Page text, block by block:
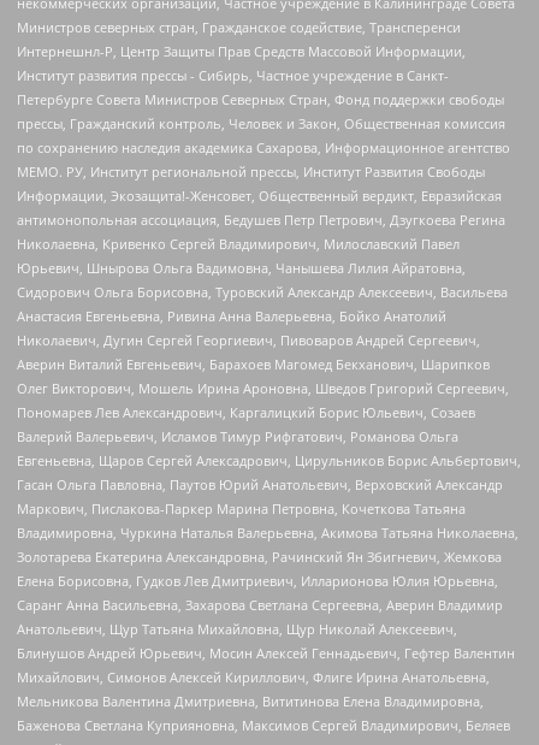
Министров северных стран, Гражданское содействие, Трансперенси
Интернешнл-Р, Центр Защиты Прав Средств Массовой Информации,
Институт развития прессы - Сибирь, Частное учреждение в Санкт-
Петербурге Совета Министров Северных Стран, Фонд поддержки свободы
прессы, Гражданский контроль, Человек и Закон, Общественная комиссия
по сохранению наследия академика Сахарова, Информационное агентство
МЕМО. РУ, Институт региональной прессы, Институт Развития Свободы
Информации, Экозащита!-Женсовет, Общественный вердикт, Евразийская
антимонопольная ассоциация, Бедушев Петр Петрович, Дзугкоева Регина
Николаевна, Кривенко Сергей Владимирович, Милославский Павел
Юрьевич, Шнырова Ольга Вадимовна, Чанышева Лилия Айратовна,
Сидорович Ольга Борисовна, Туровский Александр Алексеевич, Васильева
Анастасия Евгеньевна, Ривина Анна Валерьевна, Бойко Анатолий
Николаевич, Дугин Сергей Георгиевич, Пивоваров Андрей Сергеевич,
Аверин Виталий Евгеньевич, Барахоев Магомед Бекханович, Шарипков
Олег Викторович, Мошель Ирина Ароновна, Шведов Григорий Сергеевич,
Пономарев Лев Александрович, Каргалицкий Борис Юльевич, Созаев
Валерий Валерьевич, Исламов Тимур Рифгатович, Романова Ольга
Евгеньевна, Щаров Сергей Алексадрович, Цирульников Борис Альбертович,
Гасан Ольга Павловна, Паутов Юрий Анатольевич, Верховский Александр
Маркович, Пислакова-Паркер Марина Петровна, Кочеткова Татьяна
Владимировна, Чуркина Наталья Валерьевна, Акимова Татьяна Николаевна,
Золотарева Екатерина Александровна, Рачинский Ян Збигневич, Жемкова
Елена Борисовна, Гудков Лев Дмитриевич, Илларионова Юлия Юрьевна,
Саранг Анна Васильевна, Захарова Светлана Сергеевна, Аверин Владимир
Анатольевич, Щур Татьяна Михайловна, Щур Николай Алексеевич,
Блинушов Андрей Юрьевич, Мосин Алексей Геннадьевич, Гефтер Валентин
Михайлович, Симонов Алексей Кириллович, Флиге Ирина Анатольевна,
Мельникова Валентина Дмитриевна, Вититинова Елена Владимировна,
Баженова Светлана Куприяновна, Максимов Сергей Владимирович, Беляев